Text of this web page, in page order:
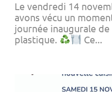
Le vendredi 14
avons vécu un
journée inaugurale
plastique.
Ce...